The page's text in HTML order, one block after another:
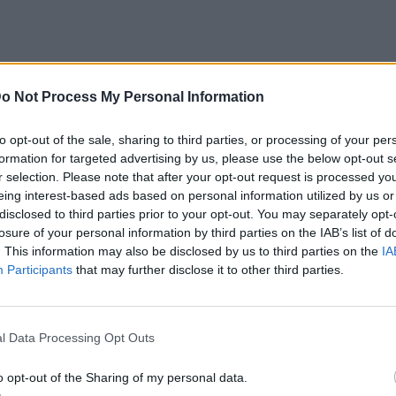
Not Process My Personal Information
opt-out of the sale, sharing to third parties, or processing of your
for targeted advertising by us, please use the below opt-out
selection. Please note that after your opt-out request is processed
interest-based ads based on personal information utilized by us
to third parties prior to your opt-out. You may separately
of your personal information by third parties on the IAB’s list of
This information may also be disclosed by us to third parties on the
Participants that may further disclose it to other third parties.
Data Processing Opt Outs
opt-out of the Sharing of my personal data.
sets που ανεβάζουν τον πήχη στο
αποδεικνύουν ότι τα basics
& Restructuring Conditioner with
γαλλικού brand, τώρα και στα
is the new skincare. Από τα
της μάρκας επιλέξαμε αυτό για την
για το conditioner, δεν υπάρχει